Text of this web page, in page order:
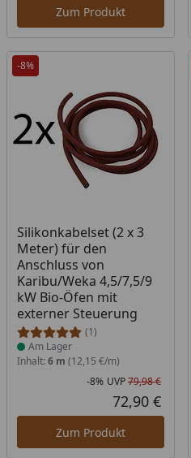
Zum Produkt
-8%
Silikonkabelset (2 x 3
Meter) für den
Anschluss von
Karibu/Weka 4,5/7,5/9
kW Bio-Öfen mit
externer Steuerung
(1)
Produkt am Lager
Am Lager
Inhalt: 6 m (12,15 €/m)
-8% UVP79,98 €
72,90 €
Zum Produkt